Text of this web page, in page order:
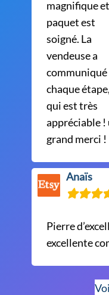
magnifique
paquet est
soigné. La
vendeuse a
communiqué
chaque
qui est très
appréciable !
grand merci !
Anaïs
Pierre
excellente